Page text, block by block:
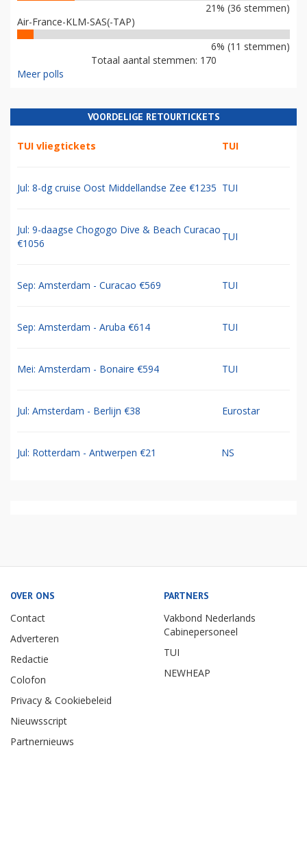
21% (36 stemmen)
Air-France-KLM-SAS(-TAP)
6% (11 stemmen)
Totaal aantal stemmen: 170
Meer polls
VOORDELIGE RETOURTICKETS
TUI vliegtickets TUI
Jul: 8-dg cruise Oost Middellandse Zee €1235 TUI
Jul: 9-daagse Chogogo Dive & Beach Curacao
€1056
TUI
Sep: Amsterdam - Curacao €569 TUI
Sep: Amsterdam - Aruba €614 TUI
Mei: Amsterdam - Bonaire €594 TUI
Jul: Amsterdam - Berlijn €38 Eurostar
Jul: Rotterdam - Antwerpen €21 NS
OVER ONS
Contact
Adverteren
Redactie
Colofon
Privacy & Cookiebeleid
Nieuwsscript
Partnernieuws
PARTNERS
Vakbond Nederlands
Cabinepersoneel
TUI
NEWHEAP